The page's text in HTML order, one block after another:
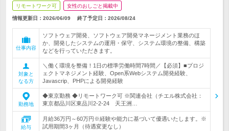
リモートワーク可 女性のおしごと掲載中
情報更新日：2026/06/09 終了予定日： 2026/08/24
仕事内容
ソフトウェア開発、ソフトウェア開発マネージメント業務のほ
か、開発したシステムの運用・保守、システム環境の整備、構築
などを行っていただきます。
対象と
なる方
＼働く環境を整備！1日の標準労働時間7時間／【必須】■プロジ
ェクトマネジメント経験、Open系Webシステム開発経験、
Javascrip、PHPによる開発経験
勤務地
◆東京勤務 ◆リモートワーク可 ※関連会社（チエル株式会社：
東京都品川区東品川2-2-24 天王洲…
給与
月給36万円～60万円※経験や能力に基づいて優遇いたします。※
試用期間3ヶ月（待遇変更なし）